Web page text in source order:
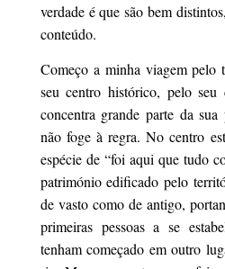
verdade é que são bem
conteúdo.
Começo a minha viagem pelo
seu centro histórico, pelo seu
concentra grande parte da
não foge à regra. No centro
espécie de “foi aqui que tudo
património edificado pelo
de vasto como de antigo,
primeiras pessoas a se
tenham começado em outro